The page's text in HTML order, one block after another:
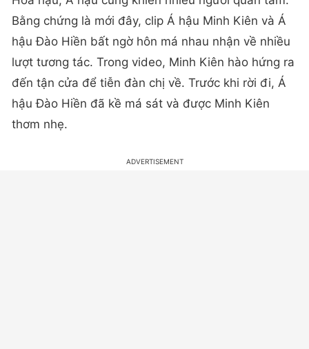
Bằng chứng là mới đây, clip Á hậu Minh Kiên và Á
hậu Đào Hiền bất ngờ hôn má nhau nhận về nhiều
lượt tương tác. Trong video, Minh Kiên hào hứng ra
đến tận cửa để tiễn đàn chị về. Trước khi rời đi, Á
hậu Đào Hiền đã kề má sát và được Minh Kiên
thơm nhẹ.